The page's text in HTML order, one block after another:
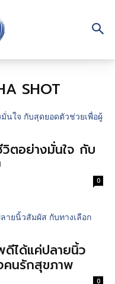
SHOT
วิตอย่างมั่นใจ กับ
0
ดีได้แค่ปลายนิ้ว
คนรักสุขภาพ
0